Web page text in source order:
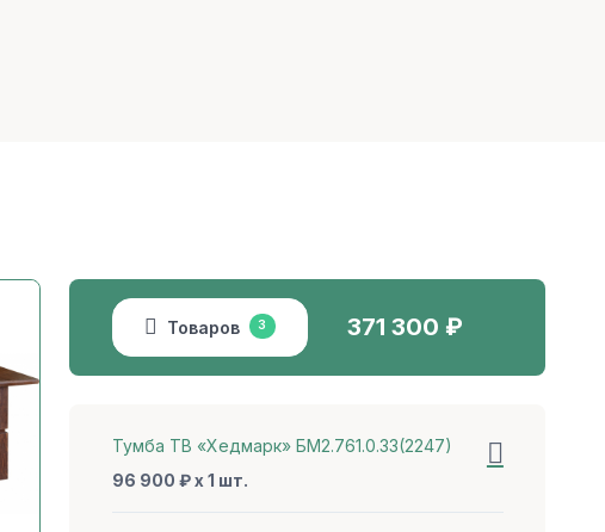
Товаров 3 371 300 ₽
Тумба ТВ «Хедмарк» БМ2.761.0.33(2247)
96 900 ₽ x 1 шт.